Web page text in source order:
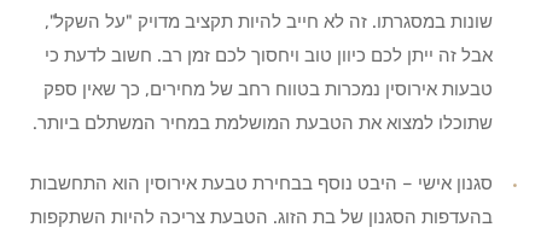
שונות במסגרתו. זה לא חייב להיות תקציב מדויק "על השקל",
אבל זה ייתן לכם כיוון טוב ויחסוך לכם זמן רב. חשוב לדעת כי
טבעות אירוסין נמכרות בטווח רחב של מחירים, כך שאין ספק
שתוכלו למצוא את הטבעת המושלמת במחיר המשתלם ביותר.
סגנון אישי – היבט נוסף בבחירת טבעת אירוסין הוא התחשבות
בהעדפות הסגנון של בת הזוג. הטבעת צריכה להיות השתקפות